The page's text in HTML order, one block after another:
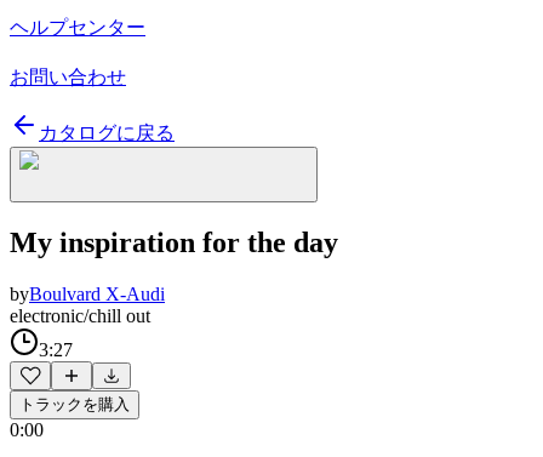
ヘルプセンター
お問い合わせ
カタログに戻る
My inspiration for the day
byBoulvard X-Audi
electronic/chill out
3:27
トラックを購入
0:00